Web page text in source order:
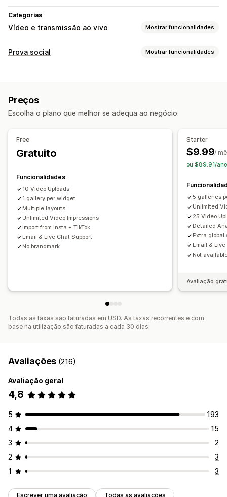
Categorias
Vídeo e transmissão ao vivo Mostrar funcionalidades
Gestão de vídeo
Análise de dados
Importação de vídeo
Leitor de vídeo
Widget de vídeo
Reatividade móvel
Prova social Mostrar funcionalidades
Opções de apresentação
Rastreio do envolvimento
Preços
Escolha o plano que melhor se adequa ao negócio.
Free
Gratuito
Funcionalidades
10 Video Uploads
1 gallery per widget
Multiple layouts
Unlimited Video Impressions
Import from Insta + TikTok
Email & Live Chat Support
No brandmark
Starter
$9.99/
ou $89.91/
5 galleries
Unlimited
25 Video
Detailed
Extra global
Email &
Not
Avaliação
Todas as taxas são faturadas em USD. As taxas recorrentes e com
base na utilização são faturadas a cada 30 dias.
Avaliações (216)
Avaliação geral
4,8
5
193
4
15
3
2
2
3
1
3
Escrever uma avaliação Todas as avaliações